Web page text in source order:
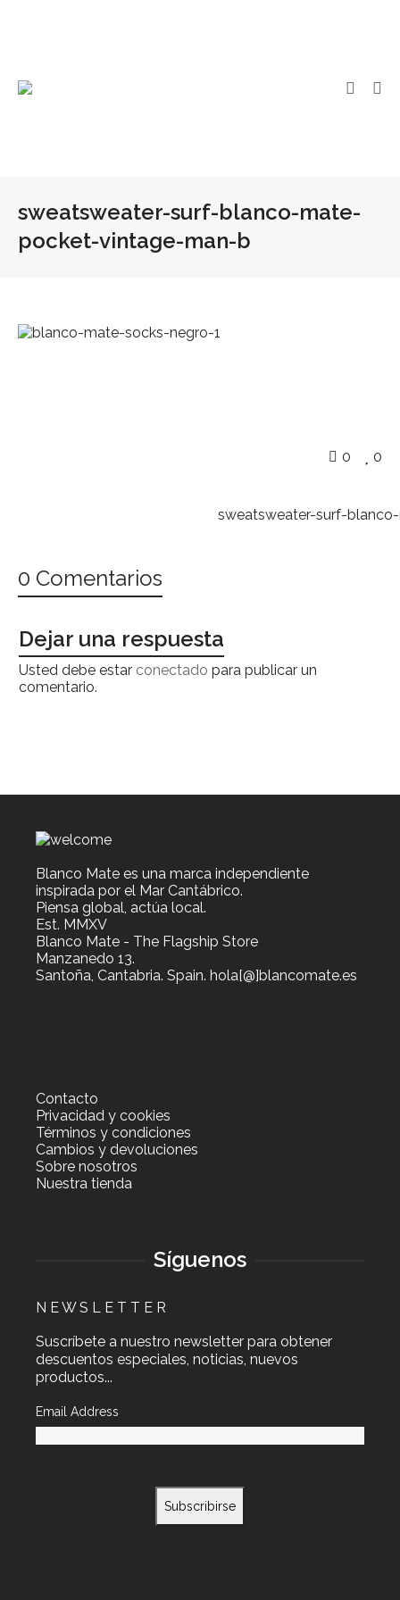
sweatsweater-surf-blanco-mate-
pocket-vintage-man-b
0
0
sweatsweater-surf-
0 Comentarios
Dejar una respuesta
Usted debe estar conectado para publicar un
comentario.
Blanco Mate es una marca independiente
inspirada por el Mar Cantábrico.
Piensa global, actúa local.
Est. MMXV
Blanco Mate - The Flagship Store
Manzanedo 13.
Santoña, Cantabria. Spain. hola[@]blancomate.es
Contacto
Privacidad y cookies
Términos y condiciones
Cambios y devoluciones
Sobre nosotros
Nuestra tienda
Síguenos
N E W S L E T T E R
Suscríbete a nuestro newsletter para obtener
descuentos especiales, noticias, nuevos
productos...
Email Address